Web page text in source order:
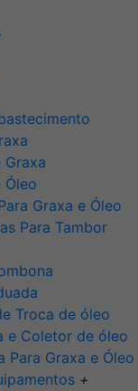
Graxa
Óleo
Graxa e Óleo
Para Tambor
Troca de óleo
e Coletor de óleo
Para Graxa e Óleo
+